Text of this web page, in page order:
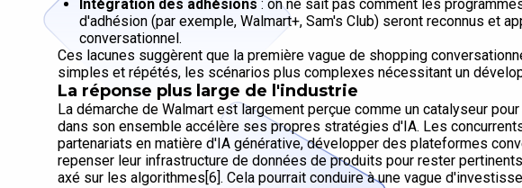
Intégration des adhésions : on ne sait pas comment les
d'adhésion (par exemple, Walmart+, Sam's Club) seront reconnus et
conversationnel.
Ces lacunes suggèrent que la première vague de shopping
simples et répétés, les scénarios plus complexes nécessitant un
La réponse plus large de l'industrie
La démarche de Walmart est largement perçue comme un catalyseur
dans son ensemble accélère ses propres stratégies d'IA. Les
partenariats en matière d'IA générative, développer des plateformes
repenser leur infrastructure de données de produits pour rester
axé sur les algorithmes[6]. Cela pourrait conduire à une vague